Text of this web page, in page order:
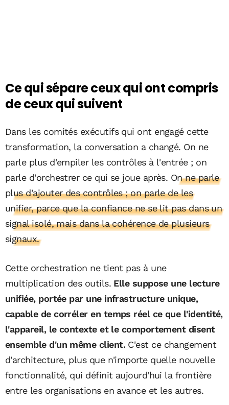
Ce qui sépare ceux qui ont compris
de ceux qui suivent
Dans les comités exécutifs qui ont engagé cette
transformation, la conversation a changé. On ne
parle plus d'empiler les contrôles à l'entrée ; on
parle d'orchestrer ce qui se joue après. On ne parle
plus d'ajouter des contrôles ; on parle de les
unifier, parce que la confiance ne se lit pas dans un
signal isolé, mais dans la cohérence de plusieurs
signaux.
Cette orchestration ne tient pas à une
multiplication des outils.Elle suppose une lecture
unifiée, portée par une infrastructure unique,
capable de corréler en temps réel ce que l'identité,
l'appareil, le contexte et le comportement disent
ensemble d'un même client.C'est ce changement
d'architecture, plus que n'importe quelle nouvelle
fonctionnalité, qui définit aujourd'hui la frontière
entre les organisations en avance et les autres.